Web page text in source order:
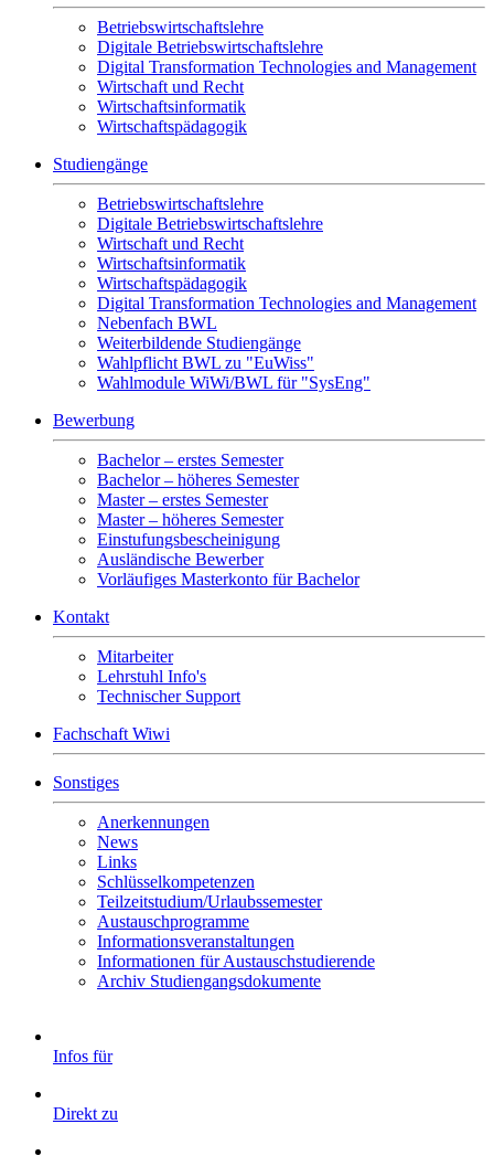
Betriebswirtschaftslehre
Digitale Betriebswirtschaftslehre
Digital Transformation Technologies and Management
Wirtschaft und Recht
Wirtschaftsinformatik
Wirtschaftspädagogik
Studiengänge
Betriebswirtschaftslehre
Digitale Betriebswirtschaftslehre
Wirtschaft und Recht
Wirtschaftsinformatik
Wirtschaftspädagogik
Digital Transformation Technologies and Management
Nebenfach BWL
Weiterbildende Studiengänge
Wahlpflicht BWL zu "EuWiss"
Wahlmodule WiWi/BWL für "SysEng"
Bewerbung
Bachelor – erstes Semester
Bachelor – höheres Semester
Master – erstes Semester
Master – höheres Semester
Einstufungsbescheinigung
Ausländische Bewerber
Vorläufiges Masterkonto für Bachelor
Kontakt
Mitarbeiter
Lehrstuhl Info's
Technischer Support
Fachschaft Wiwi
Sonstiges
Anerkennungen
News
Links
Schlüsselkompetenzen
Teilzeitstudium/Urlaubssemester
Austauschprogramme
Informationsveranstaltungen
Informationen für Austauschstudierende
Archiv Studiengangsdokumente
Infos für
Direkt zu